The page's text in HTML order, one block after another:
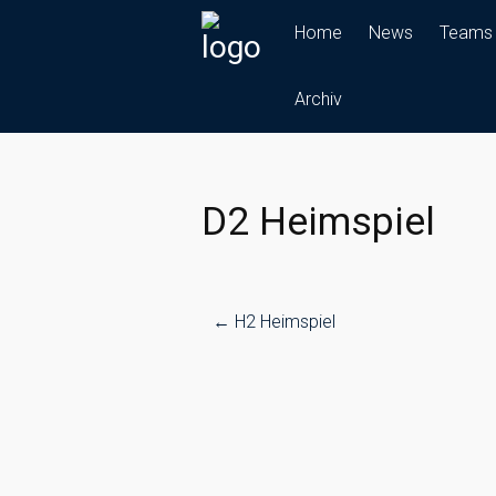
Home News Teams
Archiv
D2 Heimspiel
Post
← H2 Heimspiel